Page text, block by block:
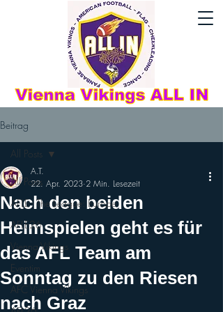
Beitrag
All Posts
AFLE - The League: Europe
AFLE26
Vienna Vikings
Eventim
AFC Vienna Vikings
All Posts
Nach den beiden
Heimspielen geht es für
das AFL Team am
Sonntag zu den Riesen
nach Graz
A.T.
22. Apr. 2023 2 Min. Lesezeit